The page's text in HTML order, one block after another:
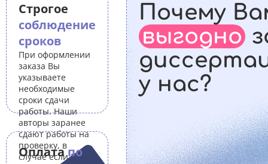
Строгое
соблюдение
сроков
При оформлении
заказа Вы
указываете
необходимые
сроки сдачи
работы. Наши
авторы заранее
сдают работы на
проверку, в
случае если Вам
Оплатапо
Почему
выгодно
у нас?